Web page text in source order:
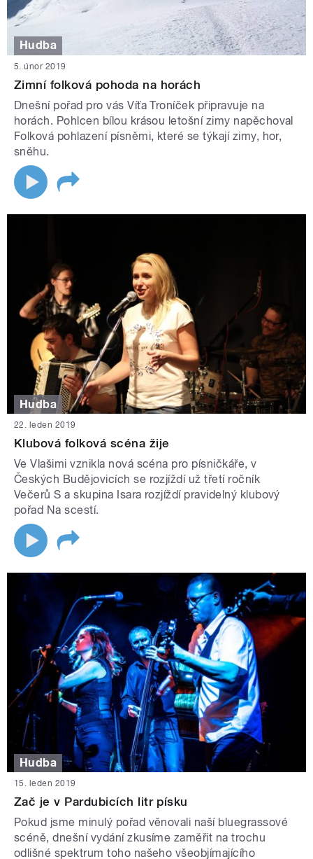
Hudba
5. únor 2019
Zimní folková pohoda na horách
Dnešní pořad pro vás Víťa Troníček připravuje na
horách. Pohlcen bílou krásou letošní zimy napěchoval
Folková pohlazení písněmi, které se týkají zimy, hor,
sněhu.
Hudba
22. leden 2019
Klubová folková scéna žije
Ve Vlašimi vznikla nová scéna pro písničkáře, v
Českých Budějovicích se rozjíždí už třetí ročník
Večerů S a skupina Isara rozjíždí pravidelný klubový
pořad Na scestí.
Hudba
15. leden 2019
Zač je v Pardubicích litr písku
Pokud jsme minulý pořad věnovali naší bluegrassové
scéně, dnešní vydání zkusíme zaměřit na trochu
odlišné spektrum toho našeho všeobjímajícího